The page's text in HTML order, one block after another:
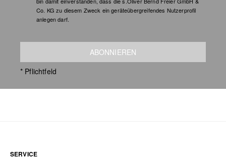
Co. KG zu diesem Zweck ein geräteübergreifendes Nutzerprofil
anlegen darf.
ABONNIEREN
* Pflichtfeld
SERVICE